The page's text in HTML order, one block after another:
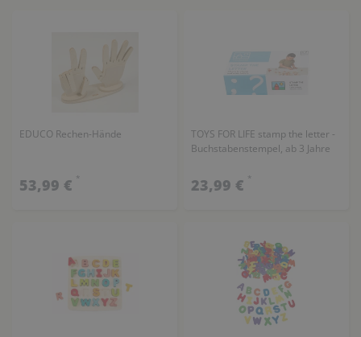
EDUCO Rechen-Hände
53,99 € *
TOYS FOR LIFE stamp the letter -
Buchstabenstempel, ab 3 Jahre
23,99 € *